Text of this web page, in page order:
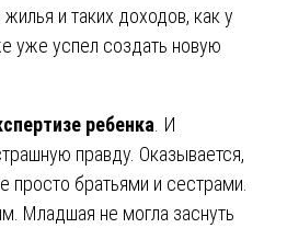
и таких доходов, как у
уже успел создать новую
ребенка. И
правду. Оказывается,
просто братьями и сестрами.
Младшая не могла заснуть